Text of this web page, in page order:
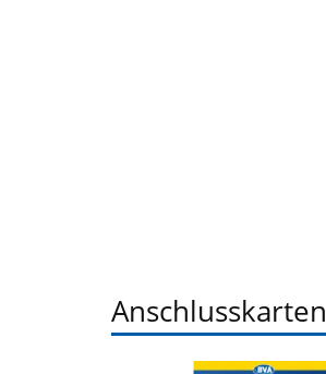
Anschlusskarten